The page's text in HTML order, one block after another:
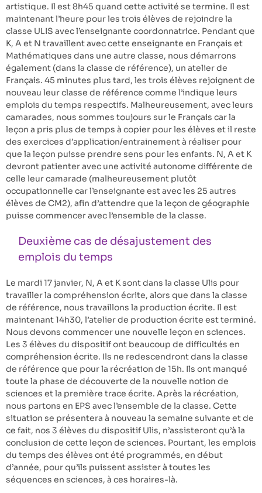
artistique. Il est 8h45 quand cette activité se termine. Il est
maintenant l’heure pour les trois élèves de rejoindre la
classe ULIS avec l’enseignante coordonnatrice. Pendant que
K, A et N travaillent avec cette enseignante en Français et
Mathématiques dans une autre classe, nous démarrons
également (dans la classe de référence), un atelier de
Français. 45 minutes plus tard, les trois élèves rejoignent de
nouveau leur classe de référence comme l’indique leurs
emplois du temps respectifs. Malheureusement, avec leurs
camarades, nous sommes toujours sur le Français car la
leçon a pris plus de temps à copier pour les élèves et il reste
des exercices d’application/entrainement à réaliser pour
que la leçon puisse prendre sens pour les enfants. N, A et K
devront patienter avec une activité autonome différente de
celle leur camarade (malheureusement plutôt
occupationnelle car l’enseignante est avec les 25 autres
élèves de CM2), afin d’attendre que la leçon de géographie
puisse commencer avec l’ensemble de la classe.
Deuxième cas de désajustement des
emplois du temps
Le mardi 17 janvier, N, A et K sont dans la classe Ulis pour
travailler la compréhension écrite, alors que dans la classe
de référence, nous travaillons la production écrite. Il est
maintenant 14h30, l’atelier de production écrite est terminé.
Nous devons commencer une nouvelle leçon en sciences.
Les 3 élèves du dispositif ont beaucoup de difficultés en
compréhension écrite. Ils ne redescendront dans la classe
de référence que pour la récréation de 15h. Ils ont manqué
toute la phase de découverte de la nouvelle notion de
sciences et la première trace écrite. Après la récréation,
nous partons en EPS avec l’ensemble de la classe. Cette
situation se présentera à nouveau la semaine suivante et de
ce fait, nos 3 élèves du dispositif Ulis, n’assisteront qu’à la
conclusion de cette leçon de sciences. Pourtant, les emplois
du temps des élèves ont été programmés, en début
d’année, pour qu’ils puissent assister à toutes les
séquences en sciences, à ces horaires-là.